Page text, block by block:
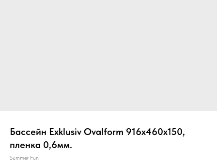
Бассейн Exklusiv Ovalform 916x460x150,
пленка 0,6мм.
Summer Fun